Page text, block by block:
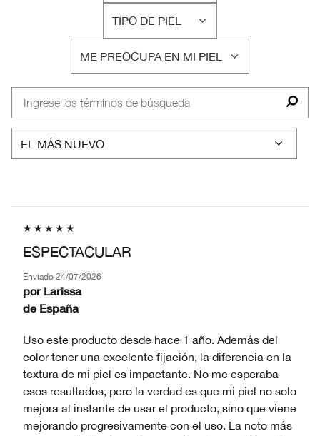
RESEÑAS
POR
EDAD
TIPO DE PIEL
FILTRAR
RESEÑAS
POR
TIPO
DE
PIEL
ME PREOCUPA EN MI PIEL
FILTRAR
RESEÑAS
ME
EN
ESPECTACULAR
Enviado 24/07/2026
por Larissa
de España
Uso este producto desde hace 1 año. Además del
color tener una excelente fijación, la diferencia en la
textura de mi piel es impactante. No me esperaba
esos resultados, pero la verdad es que mi piel no solo
mejora al instante de usar el producto, sino que viene
mejorando progresivamente con el uso. La noto más